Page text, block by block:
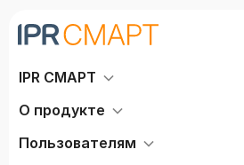
IPR СМАРТ
О продукте
Пользователям